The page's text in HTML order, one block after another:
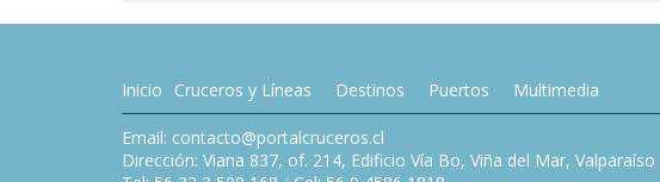
Inicio Cruceros y Líneas Destinos Puertos Multimedia
Email: contacto@portalcruceros.cl
Dirección: Viana 837, of. 214, Edificio Vía Bo, Viña del Mar, Valparaíso